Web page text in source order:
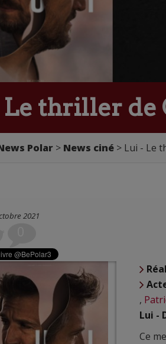
thriller de
Polar > News ciné > Lui - Le
2021
,
Lui -
Ce